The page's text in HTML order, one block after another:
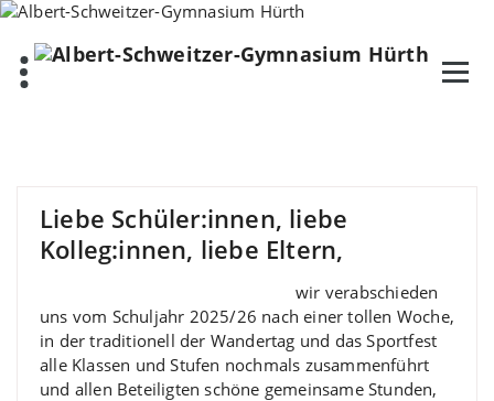
Zum
springen
Liebe Schüler:innen, liebe
Kolleg:innen, liebe Eltern,
wir verabschieden
uns vom Schuljahr 2025/26 nach einer tollen Woche,
in der traditionell der Wandertag und das Sportfest
alle Klassen und Stufen nochmals zusammenführt
und allen Beteiligten schöne gemeinsame Stunden,